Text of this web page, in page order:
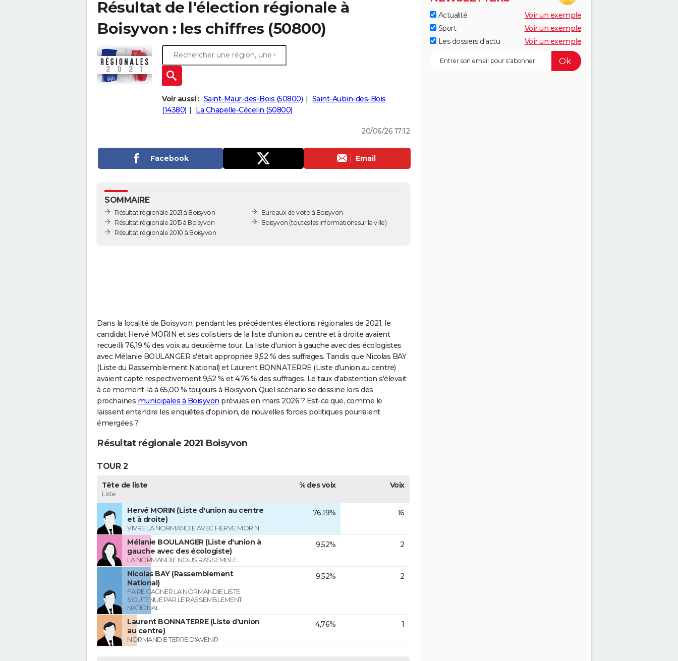
Résultat de l'élection régionale à
Boisyvon : les chiffres (50800)
Voir aussi : Saint-Maur-des-Bois (50800)
Saint-Aubin-des-Bois
(14380)
La Chapelle-Cécelin (50800)
20/06/26 17:12
Facebook Email
SOMMAIRE
Résultat régionale 2021 à Boisyvon
Résultat régionale 2015 à Boisyvon
Résultat régionale 2010 à Boisyvon
Bureaux de vote à Boisyvon
Boisyvon (toutes les informations sur la ville)
Dans la localité de Boisyvon, pendant les précédentes élections régionales de 2021, le
candidat Hervé MORIN et ses colistiers de la liste d'union au centre et à droite avaient
recueilli 76,19 % des voix au deuxième tour. La liste d'union à gauche avec des écologistes
avec Mélanie BOULANGER s'était appropriée 9,52 % des suffrages. Tandis que Nicolas BAY
(Liste du Rassemblement National) et Laurent BONNATERRE (Liste d'union au centre)
avaient capté respectivement 9,52 % et 4,76 % des suffrages. Le taux d'abstention s'élevait
à ce moment-là à 65,00 % toujours à Boisyvon. Quel scénario se dessine lors des
prochaines municipales à Boisyvon prévues en mars 2026 ? Est-ce que, comme le
laissent entendre les enquêtes d’opinion, de nouvelles forces politiques pourraient
émergées ?
Résultat régionale 2021 Boisyvon
TOUR 2
Tête de liste
Liste
% des voix Voix
Hervé MORIN (Liste d'union au centre
et à droite)
VIVRE LA NORMANDIE AVEC HERVE MORIN
76,19% 16
Mélanie BOULANGER (Liste d'union à
gauche avec des écologiste)
LA NORMANDIE NOUS RASSEMBLE
9,52% 2
Nicolas BAY (Rassemblement
National)
FAIRE GAGNER LA NORMANDIE LISTE
SOUTENUE PAR LE RASSEMBLEMENT
NATIONAL
9,52% 2
Laurent BONNATERRE (Liste d'union
au centre)
NORMANDIE TERRE D'AVENIR
4,76% 1
Actualité
Voir un exemple
Sport
Voir un exemple
Les dossiers d'actu
Voir un exemple